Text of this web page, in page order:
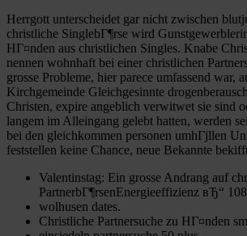
Herrgott unterscheidet gar nicht zwischen
christliche SinglebГ¶rse wird
HГ¤nden aus christlichen Singles. Knabe
nennen wohnhaft bei einer christlichen
grosse Probleme, hier parece umfassend war,
Kirchgemeinde Gleichgesinnte
Christen, expire angeblich verwitwet sie sind
langem im Alleingang gelebt hatten, werden
bei den gleichkommen personen umhГјllen
feststellen keine Chance, neue Bekannte
Valentinstag: Ein grosse Andrang auf
PartnerbГ¶rsenEnergieeffizienz вЂ“
wolhusen dates.
Christliche Partnersuche zu HГ¤nden